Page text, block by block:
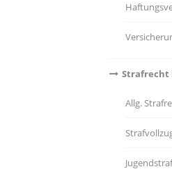
Strafrecht
Allg.